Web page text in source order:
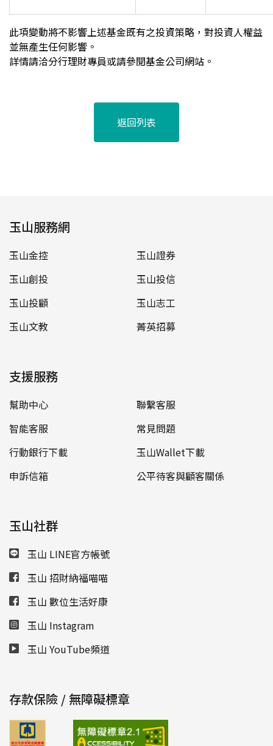
此項變動將不影響上述基金既有之投資策略，對投資人權益
並無產生任何影響。
詳情請洽分行理財專員或請參閱基金公司網站。
返回列表
玉山服務網
玉山金控
玉山證券
玉山創投
玉山投信
玉山投顧
玉山志工
玉山文教
菁英招募
支援服務
幫助中心
聯繫客服
智能客服
常見問題
行動銀行下載
玉山Wallet下載
申訴信箱
公平待客與顧客關係
玉山社群
玉山 LINE官方帳號
玉山 招財納福喵喵
玉山 數位生活好康
玉山 Instagram
玉山 YouTube頻道
存款保險 / 無障礙標章